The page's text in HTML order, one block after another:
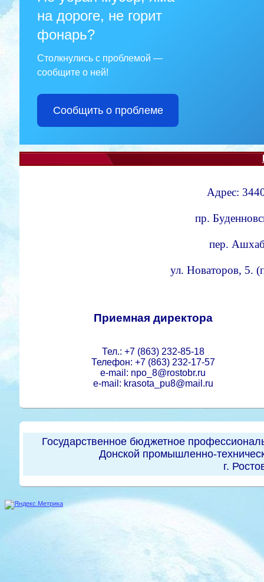
на дороге, не горит
фонарь?
Столкнулись с проблемой —
сообщите о ней!
Сообщить о проблеме
Адрес:
пр.
пер.
ул. Новаторов, 5.
Приемная директора
Тел.: +7 (863) 232-85-18
Телефон: +7 (863) 232-17-57
e-mail: npo_8@rostobr.ru
e-mail: krasota_pu8@mail.ru
Государственное бюджетное
Донской промышленно-
г.